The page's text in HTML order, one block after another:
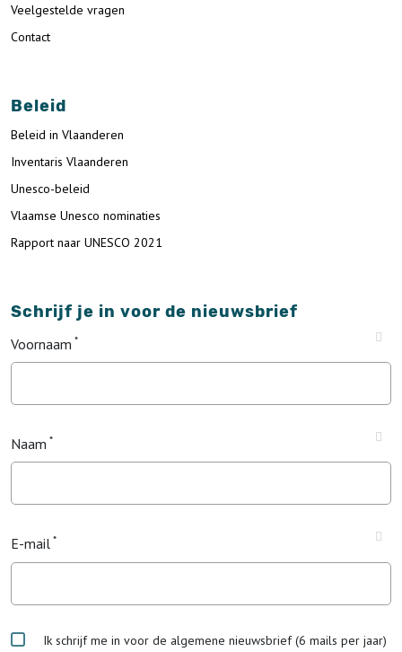
Veelgestelde vragen
Contact
Beleid
Beleid in Vlaanderen
Inventaris Vlaanderen
Unesco-beleid
Vlaamse Unesco nominaties
Rapport naar UNESCO 2021
Schrijf je in voor de nieuwsbrief
Voornaam
Naam
E-mail
Ik schrijf me in voor de algemene nieuwsbrief (6 mails per jaar)